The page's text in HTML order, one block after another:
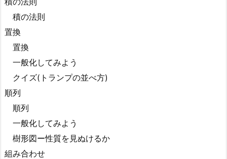
積の法則
置換
置換
一般化してみよう
クイズ(トランプの並べ方)
順列
順列
一般化してみよう
樹形図ー性質を見ぬけるか
組み合わせ